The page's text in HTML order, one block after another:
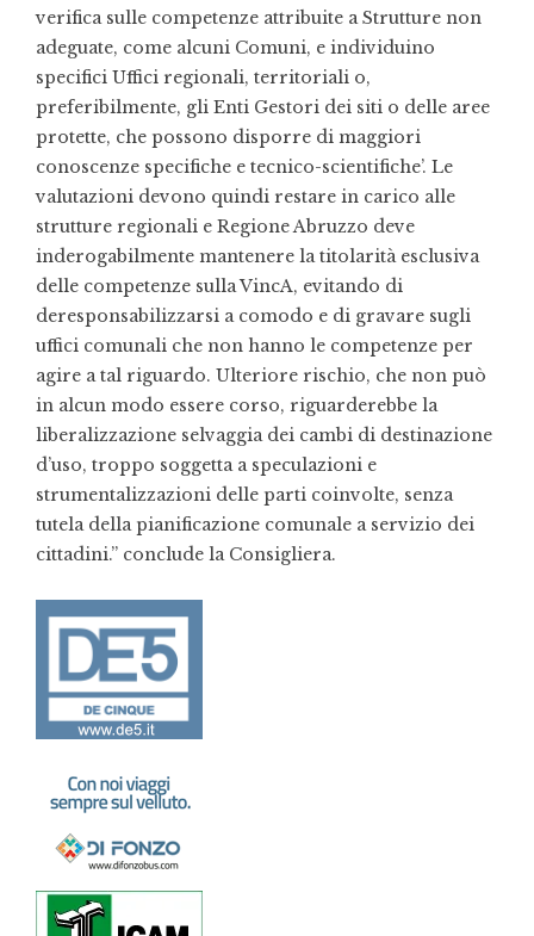
verifica sulle competenze attribuite a Strutture non
adeguate, come alcuni Comuni, e individuino
specifici Uffici regionali, territoriali o,
preferibilmente, gli Enti Gestori dei siti o delle aree
protette, che possono disporre di maggiori
conoscenze specifiche e tecnico-scientifiche’. Le
valutazioni devono quindi restare in carico alle
strutture regionali e Regione Abruzzo deve
inderogabilmente mantenere la titolarità esclusiva
delle competenze sulla VincA, evitando di
deresponsabilizzarsi a comodo e di gravare sugli
uffici comunali che non hanno le competenze per
agire a tal riguardo. Ulteriore rischio, che non può
in alcun modo essere corso, riguarderebbe la
liberalizzazione selvaggia dei cambi di destinazione
d’uso, troppo soggetta a speculazioni e
strumentalizzazioni delle parti coinvolte, senza
tutela della pianificazione comunale a servizio dei
cittadini.” conclude la Consigliera.